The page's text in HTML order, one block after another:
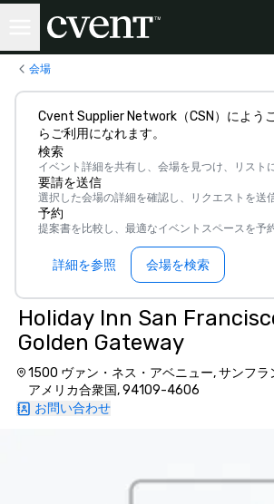
会場
Cvent Supplier Network（CSN）によう
らご利用になれます。
検索
イベント詳細を共有し、会場を見つけ、リスト
要請を送信
選択した会場の詳細を確認し、リクエストを送
予約
提案書を比較し、最適なイベントスペースを予
詳細を参照 会場を検索
Holiday Inn San
Golden Gateway
1500 ヴァン・ネス・アベニュー, サンフラ
アメリカ合衆国, 94109-4606
お問い合わせ